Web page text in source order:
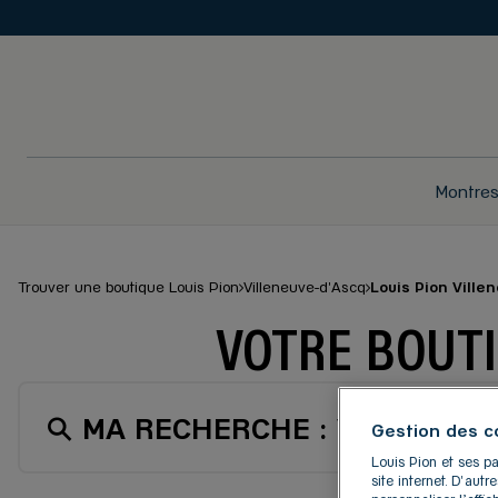
Montres
Trouver une boutique Louis Pion Villeneuve-d'Ascq Louis Pion
VOTRE
MA RECHERCHE : Gestion des
Louis Pion et ses
site internet.